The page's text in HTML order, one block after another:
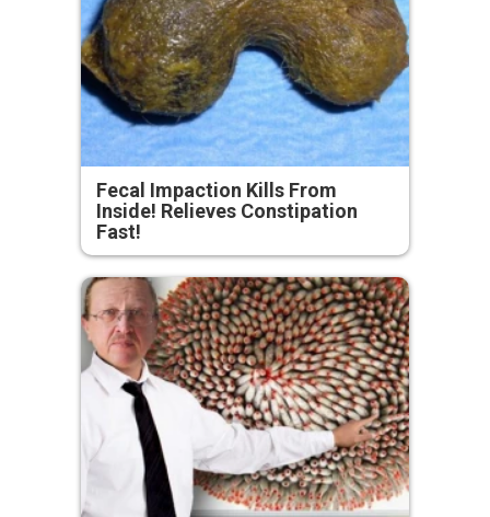
Fecal Impaction Kills From
Inside! Relieves Constipation
Fast!